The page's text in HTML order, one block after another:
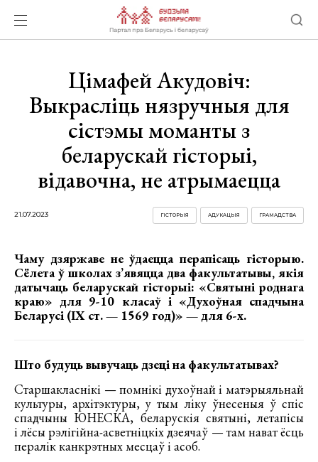
Цімафей Акудовіч:
Выкрасліць нязручныя для
сістэмы моманты з
беларускай гісторыі,
відавочна, не атрымаецца
21.07.2023 ГРАМАДСТВА
АДУКАЦЫЯ
ГІСТОРЫЯ
Чаму дзяржаве не ўдаецца перапісаць гісторыю.
Сёлета ў школах з’явяцца два факультатывы, якія
датычаць беларускай гісторыі: «Святыні роднага
краю» для 9-10 класаў і «Духоўная спадчына
Беларусі (IX ст. — 1569 год)» — для 6-х.
Што будуць вывучаць дзеці на факультатывах?
Старшакласнікі — помнікі духоўнай і матэрыяльнай
культуры, архітэктуры, у тым ліку ўнесеныя ў спіс
спадчыны ЮНЕСКА, беларускія святыні, летапісы
і лёсы рэлігійна-асветніцкіх дзеячаў — там нават ёсць
пералік канкрэтных месцаў і асоб.